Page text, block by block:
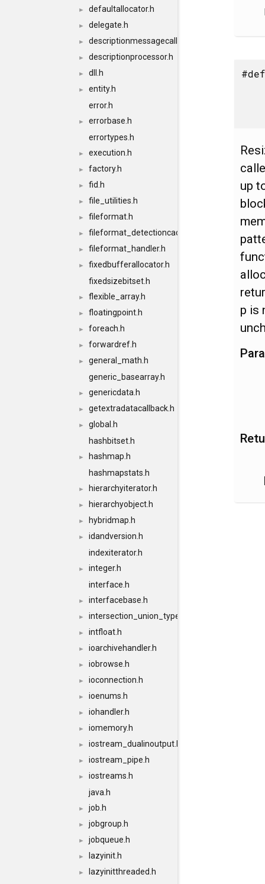
► defaultallocator.h
► delegate.h
► descriptionmessagecallback.h
► descriptionprocessor.h
► dll.h
►
entity.h
error.h
►
errorbase.h
errortypes.h
► execution.h
► factory.h
► fid.h
► file_utilities.h
► fileformat.h
► fileformat_detectioncache.h
► fileformat_handler.h
►
fixedbufferallocator.h
fixedsizebitset.h
► flexible_array.h
► floatingpoint.h
► foreach.h
► forwardref.h
►
general_math.h
generic_basearray.h
► genericdata.h
► getextradatacallback.h
►
global.h
hashbitset.h
►
hashmap.h
hashmapstats.h
► hierarchyiterator.h
► hierarchyobject.h
► hybridmap.h
►
idandversion.h
indexiterator.h
►
integer.h
interface.h
► interfacebase.h
► intersection_union_type.h
► intfloat.h
► ioarchivehandler.h
► iobrowse.h
► ioconnection.h
► ioenums.h
► iohandler.h
► iomemory.h
► iostream_dualinoutput.h
► iostream_pipe.h
►
iostreams.h
java.h
► job.h
► jobgroup.h
► jobqueue.h
► lazyinit.h
►
lazyinitthreaded.h
up
p is